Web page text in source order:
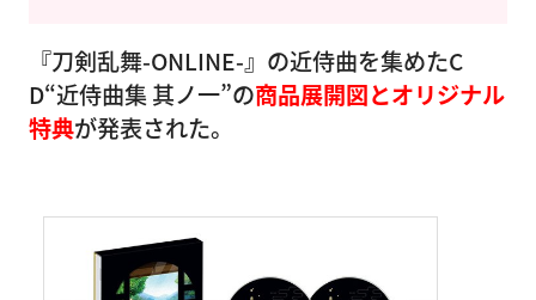
『刀剣乱舞-ONLINE-』の近侍曲を集めたC
D“近侍曲集 其ノ一”の商品展開図とオリジナル
特典が発表された。